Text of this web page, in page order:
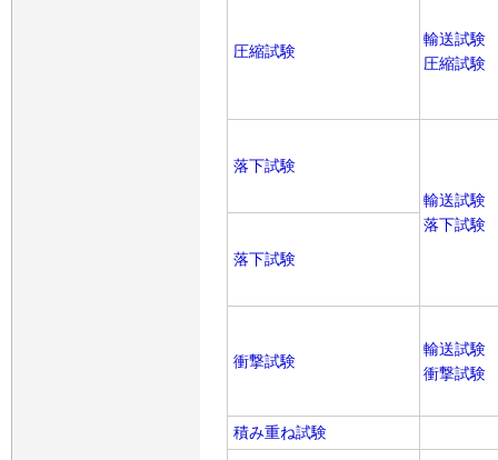
圧縮試験
輸送試験
圧縮試験
落下試験
輸送試験
落下試験
落下試験
衝撃試験
輸送試験
衝撃試験
積み重ね試験